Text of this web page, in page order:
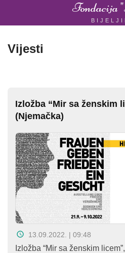
Fondacija
ORGANIZACIJA
Fondacija
"Lara"
Bijeljina
Početna
O
nama
Vijesti
Izložba “Mir sa ženskim
(Njemačka)
13.09.2022. | 09:48
Izložba “Mir sa ženskim